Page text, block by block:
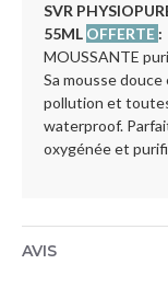
SVR
55ML OFFERTE :
MOUSSANTE
Sa mousse
pollution et
waterproof.
oxygénée et
AVIS